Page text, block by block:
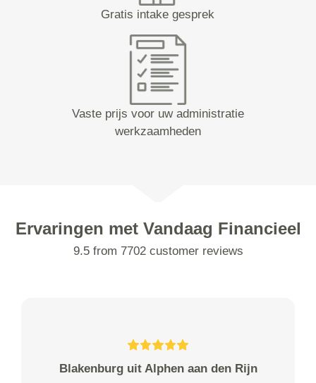
Gratis intake gesprek
Vaste prijs voor uw administratie
werkzaamheden
Ervaringen met Vandaag Financieel
9.5 from 7702 customer reviews
Blakenburg uit Alphen aan den Rijn